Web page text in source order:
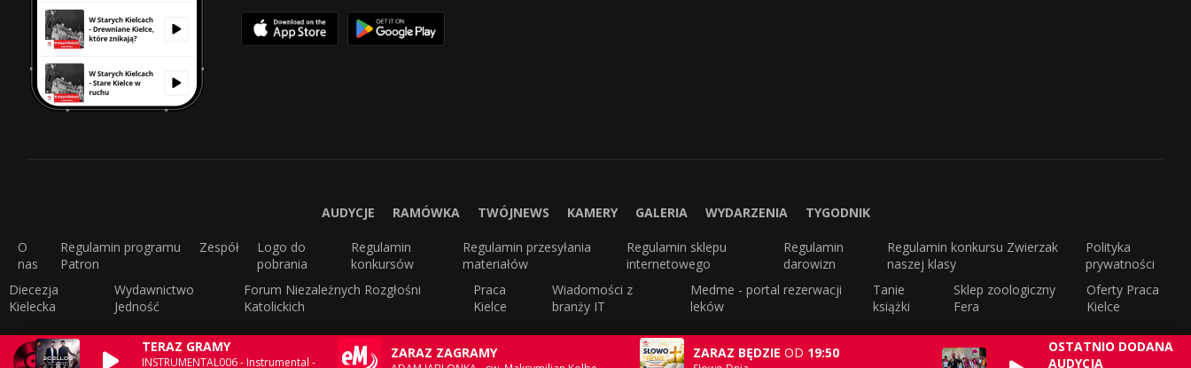
TERAZ GRAMY
INSTRUMENTAL006 - Instrumental -
ZARAZ ZAGRAMY ZARAZ BĘDZIE OD 19:50
OSTATNIO DODANA
AUDYCJA
AUDYCJE RAMÓWKA TWÓJNEWS KAMERY GALERIA WYDARZENIA TYGODNIK
O
nas
Regulamin programu
Patron
Zespół
Logo do
pobrania
Regulamin
konkursów
Regulamin przesyłania
materiałów
Regulamin sklepu
internetowego
Regulamin
darowizn
Regulamin konkursu Zwierzak
naszej klasy
Polityka
prywatności
Diecezja
Kielecka
Wydawnictwo
Jedność
Forum Niezależnych Rozgłośni
Katolickich
Praca
Kielce
Wiadomości z
branży IT
Medme - portal rezerwacji
leków
Tanie
książki
Sklep zoologiczny
Fera
Oferty Praca
Kielce